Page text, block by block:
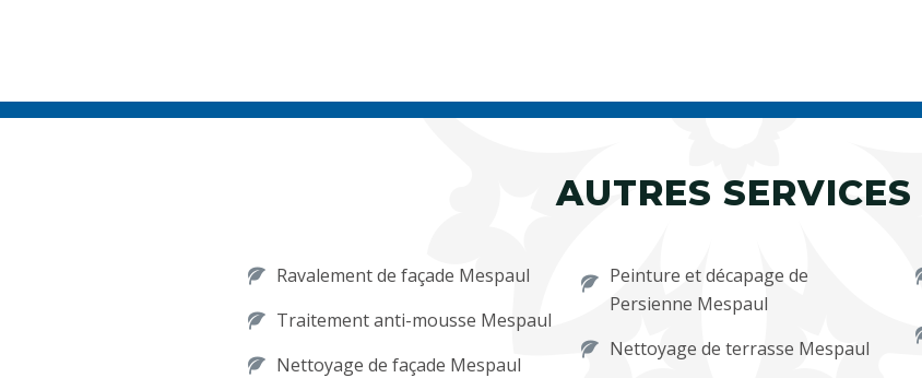
AUTRES SERVICES
Ravalement de façade Mespaul
Traitement anti-mousse Mespaul
Nettoyage de façade Mespaul
Peinture et décapage de
Persienne Mespaul
Nettoyage de terrasse Mespaul